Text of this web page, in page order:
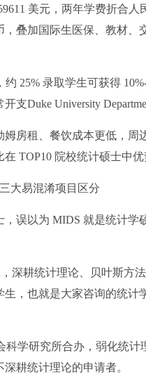
美元，两年学费折合人
叠加国际生医保、教材、
25% 录取学生可获得
Duke University
租、餐饮成本更低，周
TOP10 院校统计硕士中优
大易混淆项目区分
以为 MIDS 就是统计学
耕统计理论、贝叶斯方
，也就是大家咨询的统计
学研究所合办，弱化统计
耕统计理论的申请者。